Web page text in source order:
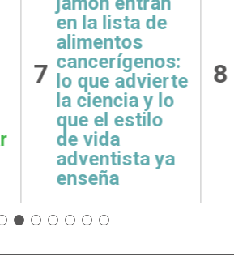
Metas
realistas:
cómo definir
objetivos
posibles y
cuidar la salud
emocional
9
qué
la